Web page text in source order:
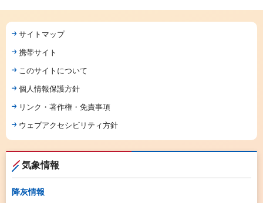
サイトマップ
携帯サイト
このサイトについて
個人情報保護方針
リンク・著作権・免責事項
ウェブアクセシビリティ方針
気象情報
降灰情報